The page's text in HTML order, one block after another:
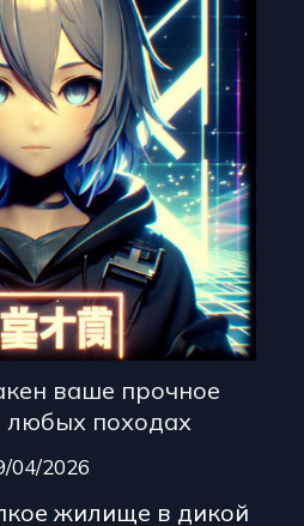
ваше прочное
любых походах
04/2026
жилище в дикой